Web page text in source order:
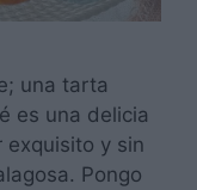
una tarta
es una delicia
exquisito y sin
Pongo